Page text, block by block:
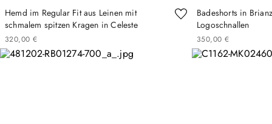
Hemd im Regular Fit aus Leinen mit
schmalem spitzen Kragen in Celeste
320,00 €
Badeshorts in
Logoschnallen
350,00 €